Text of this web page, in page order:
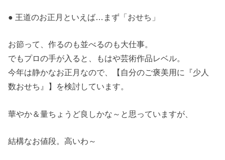
● 王道のお正月といえば…まず「おせち」
お節って、作るのも並べるのも大仕事。
でもプロの手が入ると、もはや芸術作品レベル。
今年は静かなお正月なので、【自分のご褒美用に『少人
数おせち』】を検討しています。
華やか＆量ちょうど良しかな～と思っていますが、
結構なお値段。高いわ～